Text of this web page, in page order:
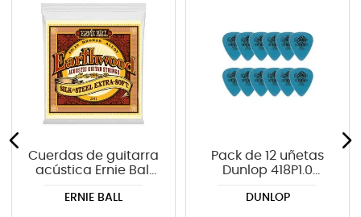
Cuerdas de guitarra
acústica Ernie Ball
Silk & SteelExtra Soft
ERNIE BALL
Pack de 12 uñetas
Dunlop 418P1.0
DUNLOP